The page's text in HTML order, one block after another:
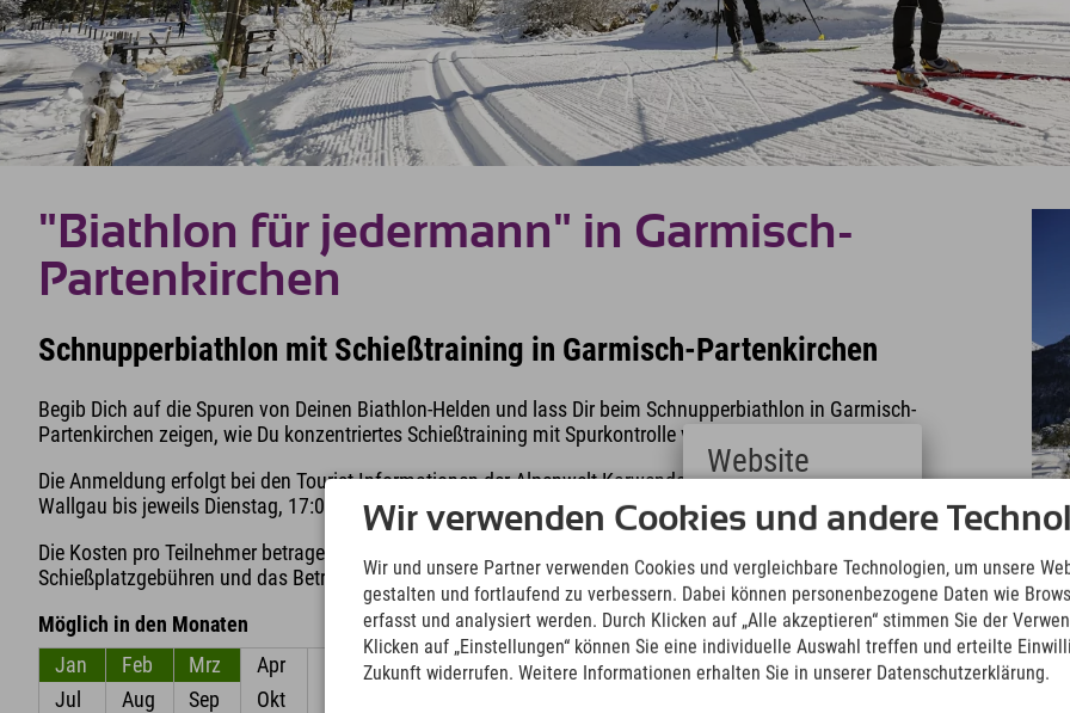
"Biathlon für jedermann" in Garmisch-
Partenkirchen
Schnupperbiathlon mit Schießtraining in Garmisch-Partenkirchen
Begib Dich auf die Spuren von Deinen Biathlon-Helden und lass Dir beim Schnupperbiathlon in Garmisch-
Partenkirchen zeigen, wie Du konzentriertes Schießtraining mit Spurkontrolle verbinden kannst.
Die Anmeldung erfolgt bei den Tourist Informationen der Alpenwelt Karwendel in Mittenwald, Krün oder
Wallgau bis jeweils Dienstag, 17:00 Uhr.
Die Kosten pro Teilnehmer betragen 30€ und beinhalten das Gewehr inklusive 25 Schuss Munition, die
Schießplatzgebühren und das Betreuungspersonal.
Möglich in den Monaten
Jan
Feb Mrz Apr
Jun
Jul
Aug Sep Okt
Wir verwenden Cookies und andere
Wir und unsere Partner verwenden Cookies und vergleichbare Technologien, um unsere
gestalten und fortlaufend zu verbessern. Dabei können personenbezogene Daten wie
erfasst und analysiert werden. Durch Klicken auf „Alle akzeptieren“ stimmen Sie der
Klicken auf „Einstellungen“ können Sie eine individuelle Auswahl treffen und erteilte
Zukunft widerrufen. Weitere Informationen erhalten Sie in unserer Datenschutzerklärung.
Website
Deutsch
(German)
English
(English)
Italiano
(Italian)
Čeština
(Czech)